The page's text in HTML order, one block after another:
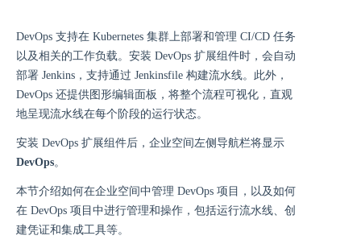
DevOps 支持在 Kubernetes 集群上部署和管理 CI/CD 任务
以及相关的工作负载。安装 DevOps 扩展组件时，会自动
部署 Jenkins，支持通过 Jenkinsfile 构建流水线。此外，
DevOps 还提供图形编辑面板，将整个流程可视化，直观
地呈现流水线在每个阶段的运行状态。
安装 DevOps 扩展组件后，企业空间左侧导航栏将显⽰
DevOps。
本节介绍如何在企业空间中管理 DevOps 项目，以及如何
在 DevOps 项目中进行管理和操作，包括运行流水线、创
建凭证和集成工具等。